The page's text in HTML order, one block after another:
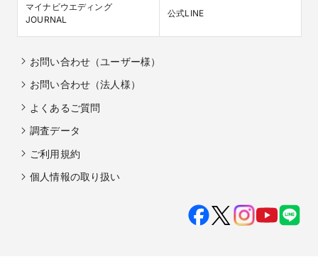
マイナビウエディング
JOURNAL
公式LINE
お問い合わせ（ユーザー様）
お問い合わせ（法人様）
よくあるご質問
調査データ
ご利用規約
個人情報の取り扱い